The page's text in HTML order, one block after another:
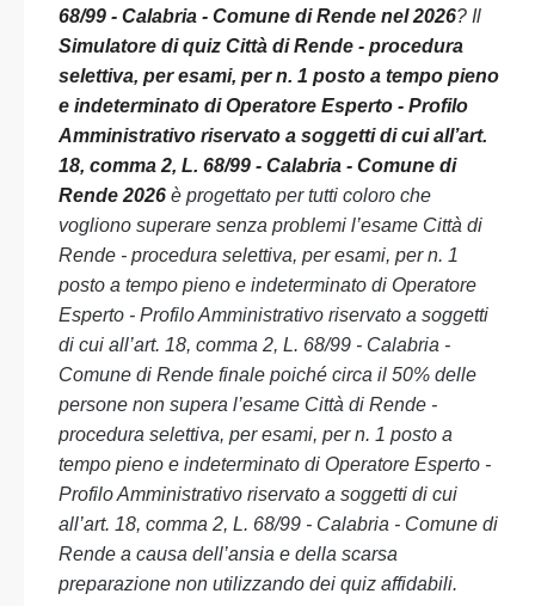
68/99 - Calabria - Comune di Rende nel 2026? Il
Simulatore di quiz Città di Rende - procedura
selettiva, per esami, per n. 1 posto a tempo pieno
e indeterminato di Operatore Esperto - Profilo
Amministrativo riservato a soggetti di cui all’art.
18, comma 2, L. 68/99 - Calabria - Comune di
Rende 2026 è progettato per tutti coloro che
vogliono superare senza problemi l’esame Città di
Rende - procedura selettiva, per esami, per n. 1
posto a tempo pieno e indeterminato di Operatore
Esperto - Profilo Amministrativo riservato a soggetti
di cui all’art. 18, comma 2, L. 68/99 - Calabria -
Comune di Rende finale poiché circa il 50% delle
persone non supera l’esame Città di Rende -
procedura selettiva, per esami, per n. 1 posto a
tempo pieno e indeterminato di Operatore Esperto -
Profilo Amministrativo riservato a soggetti di cui
all’art. 18, comma 2, L. 68/99 - Calabria - Comune di
Rende a causa dell’ansia e della scarsa
preparazione non utilizzando dei quiz affidabili.